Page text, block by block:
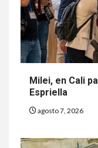
Milei, en Cali
Espriella
agosto 7, 2026